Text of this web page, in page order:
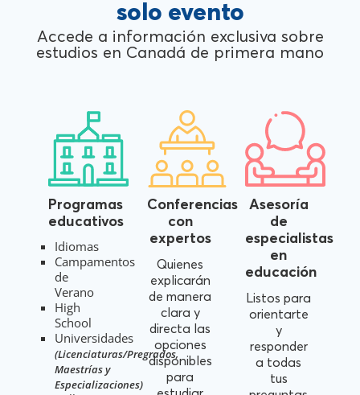
solo evento
Accede a información exclusiva sobre
estudios en Canadá de primera mano
Programas
educativos
Idiomas
Campamentos
de
Verano
High
School
Universidades
(Licenciaturas/Pregrados,
Maestrías y
Especializaciones)
Conferencias
con
expertos
Quienes
explicarán
de manera
clara y
directa las
opciones
disponibles
para
Asesoría
de
especialistas
en
educación
Listos para
orientarte
y
responder
a todas
tus